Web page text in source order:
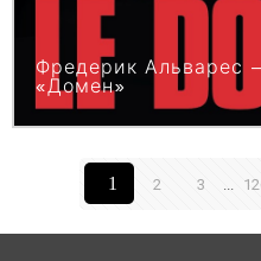
Фредерик Альварес
«Домен»
1 2 3 ...